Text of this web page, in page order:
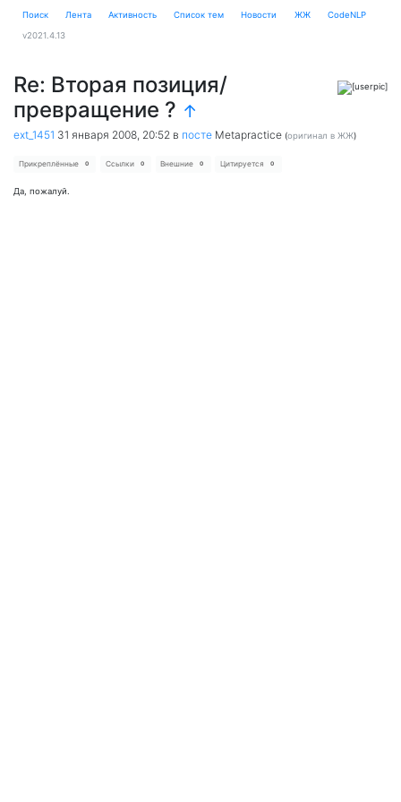
Поиск Лента Активность Cписок тем Новости ЖЖ CodeNLP
v2021.4.13
Re: Вторая позиция/
превращение ? ↑
ext_1451 31 января 2008, 20:52 в посте Metapractice (оригинал в ЖЖ)
Прикреплённые 0 Ссылки 0 Внешние 0 Цитируется 0
Да, пожалуй.